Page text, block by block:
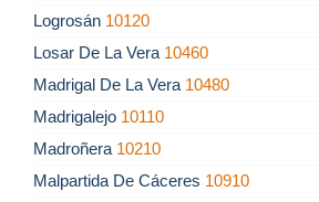
Logrosán 10120
Losar De La Vera 10460
Madrigal De La Vera 10480
Madrigalejo 10110
Madroñera 10210
Malpartida De Cáceres 10910